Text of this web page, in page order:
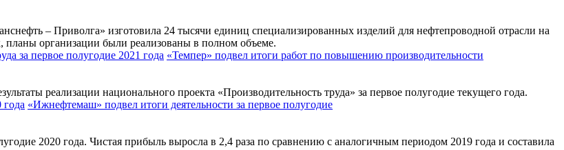
– Приволга» изготовила 24 тысячи единиц специализированных изделий для нефтепроводной отрасли на
планы организации были реализованы в полном объеме.
«Темпер» подвел итоги работ по повышению производительности
реализации национального проекта «Производительность труда» за первое полугодие текущего года.
«Ижнефтемаш» подвел итоги деятельности за первое полугодие
2020 года. Чистая прибыль выросла в 2,4 раза по сравнению с аналогичным периодом 2019 года и составила